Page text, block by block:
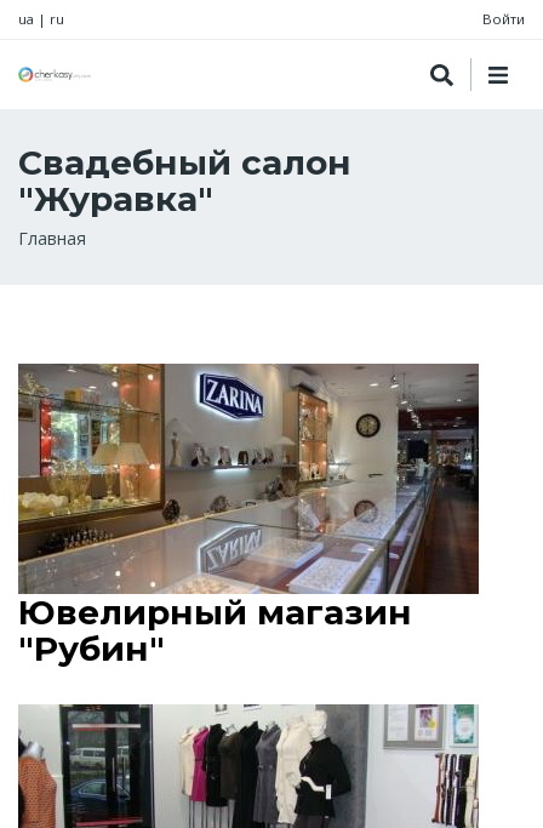
ua | ru Войти
Свадебный салон
"Журавка"
Строка
Главная
Ювелирный магазин
"Рубин"